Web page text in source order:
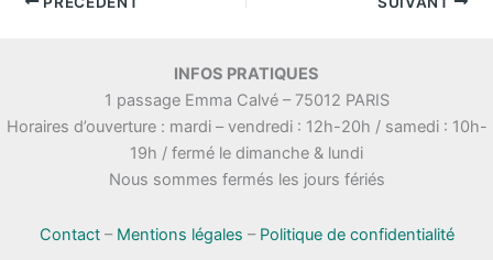
INFOS PRATIQUES
1 passage Emma Calvé – 75012 PARIS
Horaires d’ouverture : mardi – vendredi : 12h-20h / samedi : 10h-
19h / fermé le dimanche & lundi
Nous sommes fermés les jours fériés
Contact– Mentions légales – Politique de confidentialité